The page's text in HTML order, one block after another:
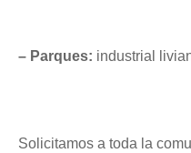
– Parques: industrial
Solicitamos a toda la